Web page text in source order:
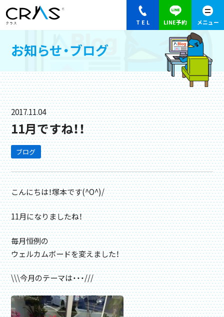
お知らせ・ブログ
2017.11.04
11月ですね！！
ブログ
こんにちは！塚本です(^O^)/
11月になりましたね！
毎月恒例の
ウェルカムボードを変えました！
\\\今月のテーマは・・・///